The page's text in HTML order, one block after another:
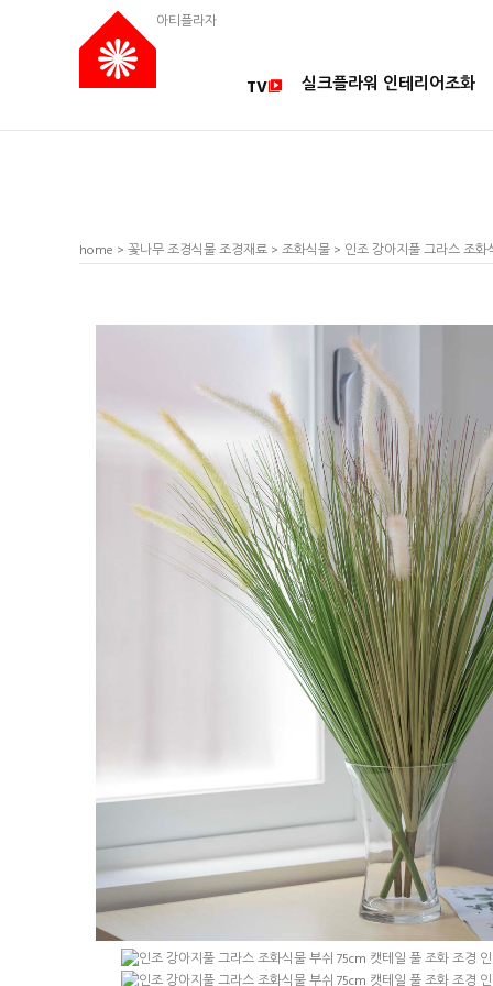
아티플라자
TV 실크플라워 인테리어조화
home > 꽃나무 조경식물 조경재료 > 조화식물 > 인조 강아지풀 그라스 조